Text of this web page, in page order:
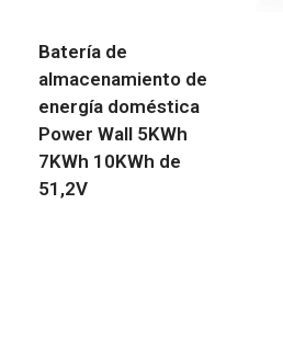
Batería de
almacenamiento de
energía doméstica
Power Wall 5KWh
7KWh 10KWh de
51,2V